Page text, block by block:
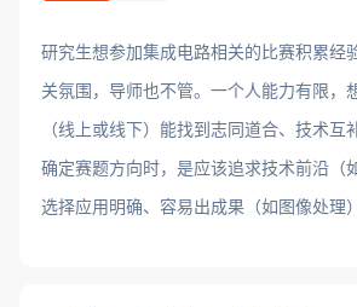
研究生想参加集成电路相关的比赛积累经
关氛围，导师也不管。一个人能力有限，
（线上或线下）能找到志同道合、技术互
确定赛题方向时，是应该追求技术前沿（
选择应用明确、容易出成果（如图像处理